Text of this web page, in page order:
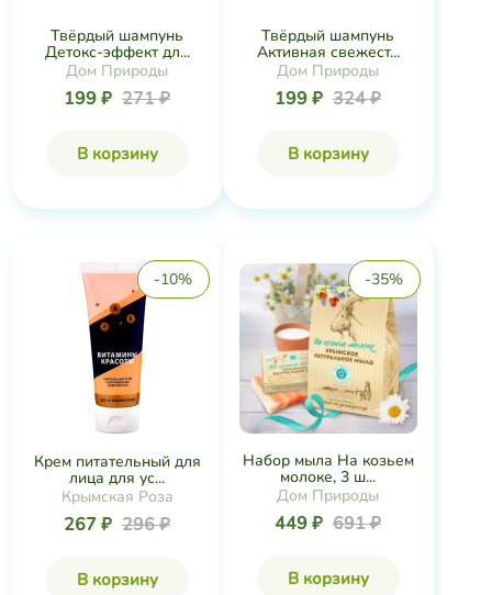
Твёрдый шампунь
Детокс-эффект дл...
Дом Природы
199 ₽ 271 ₽
В корзину
Твёрдый шампунь
Активная свежест...
Дом Природы
199 ₽ 324 ₽
В корзину
-10%
Крем питательный для
лица для ус...
Крымская Роза
267 ₽ 296 ₽
В корзину
-35%
Набор мыла На козьем
молоке, 3 ш...
Дом Природы
449 ₽ 691 ₽
В корзину